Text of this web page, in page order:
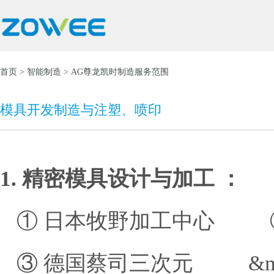
首页 > 智能制造 > AG尊龙凯时制造服务范围
模具开发制造与注塑、喷印
1. 精密模具设计与加工 ：
① 日本牧野加工中心 ② 台
 ③ 德国蔡司三次元